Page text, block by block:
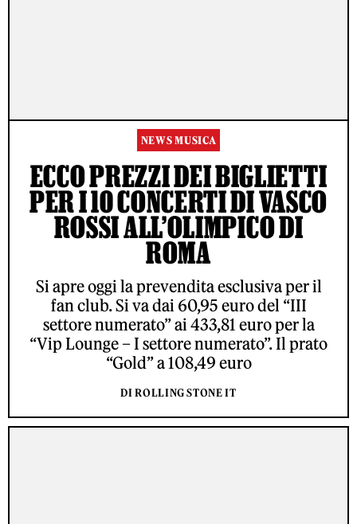
NEWS MUSICA
ECCO PREZZI DEI BIGLIETTI
PER I 10 CONCERTI DI VASCO
ROSSI ALL’OLIMPICO DI
ROMA
Si apre oggi la prevendita esclusiva per il
fan club. Si va dai 60,95 euro del “III
settore numerato” ai 433,81 euro per la
“Vip Lounge – I settore numerato”. Il prato
“Gold” a 108,49 euro
DI ROLLING STONE IT